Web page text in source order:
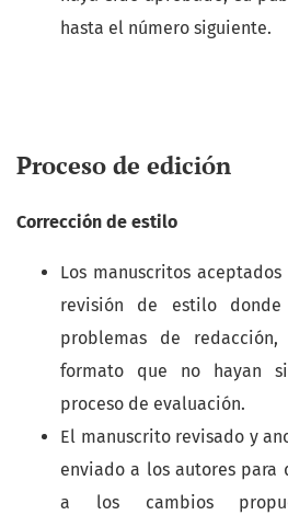
hasta el número siguiente.
Proceso de edición
Corrección de estilo
Los manuscritos
revisión de estilo donde
problemas de
formato que no hayan
proceso de evaluación.
El manuscrito revisado y
enviado a los autores para
a los cambios